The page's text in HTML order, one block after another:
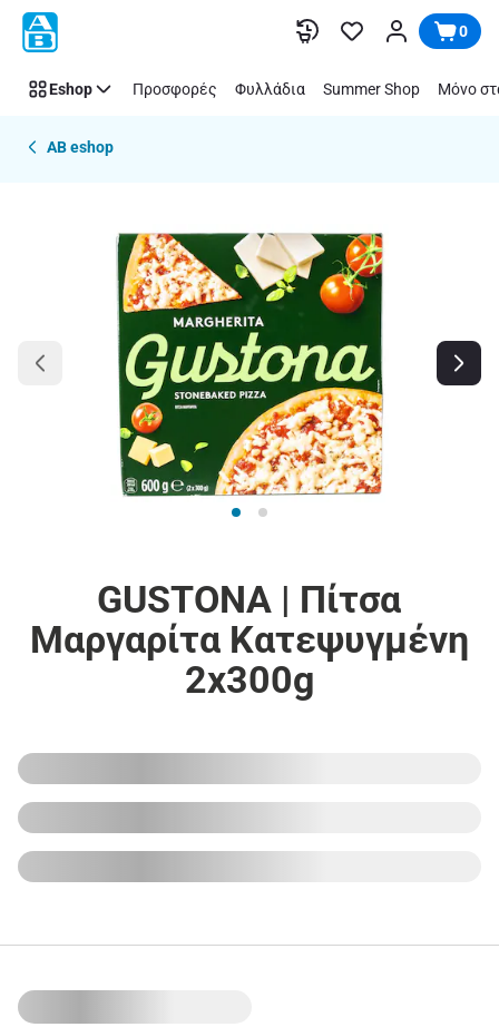
Παράλειψη 0
Eshop Προσφορές Φυλλάδια Summer Shop Μόνο
AB eshop
GUSTONA | Πίτσα
Μαργαρίτα Κατεψυγμένη
2x300g